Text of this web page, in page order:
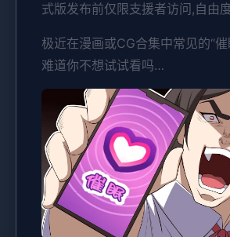
式版发布前仅限支援者访问,自由度
极近在漫画或CG合集中常见的“催
难道你不想试试看吗…